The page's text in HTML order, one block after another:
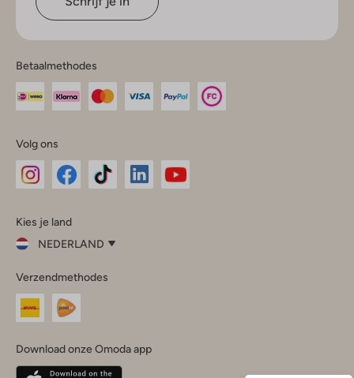
Betaalmethodes
Volg ons
InstagramFacebook
Kies je land
NEDERLAND
je
land
Nederland
Belgique(Français)
Verzendmethodes
Download onze Omoda app